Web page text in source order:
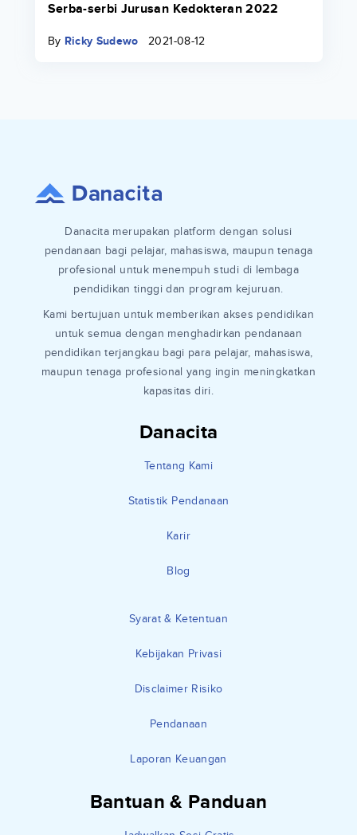
Serba-serbi Jurusan Kedokteran 2022
By Ricky Sudewo 2021-08-12
Danacita
Tentang Kami
Statistik Pendanaan
Karir
Blog
Syarat & Ketentuan
Kebijakan Privasi
Disclaimer Risiko
Pendanaan
Laporan Keuangan
Bantuan & Panduan
Danacita merupakan platform dengan solusi
pendanaan bagi pelajar, mahasiswa, maupun tenaga
profesional untuk menempuh studi di lembaga
pendidikan tinggi dan program kejuruan.
Kami bertujuan untuk memberikan akses pendidikan
untuk semua dengan menghadirkan pendanaan
pendidikan terjangkau bagi para pelajar, mahasiswa,
maupun tenaga profesional yang ingin meningkatkan
kapasitas diri.